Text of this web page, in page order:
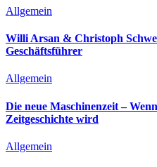
Allgemein
Willi Arsan & Christoph
Geschäftsführer
Allgemein
Die neue Maschinenzeit –
Zeitgeschichte wird
Allgemein